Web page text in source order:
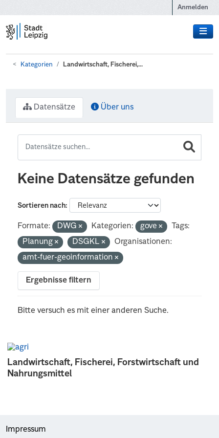
Anmelden
Kategorien Landwirtschaft, Fischerei,...
Landwirtschaft, Fischerei, Forstwirtschaft und
Nahrungsmittel
Datensätze Über uns
Keine Datensätze gefunden
Sortieren nach
Formate: DWG Kategorien: gove
Tags:
Planung
DSGKL
Organisationen:
amt-fuer-geoinformation
Ergebnisse filtern
Bitte versuch es mit einer anderen Suche.
Impressum